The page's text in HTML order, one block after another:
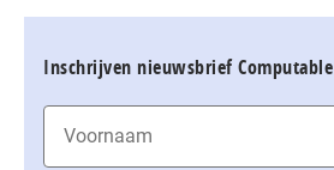
Inschrijven nieuwsbrief Computable